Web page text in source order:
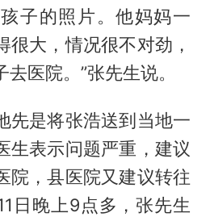
子的照片。他妈妈一
很大，情况很不对劲，
医院。”张先生说。
先是将张浩送到当地一
生表示问题严重，建议
院，县医院又建议转往
日晚上9点多，张先生